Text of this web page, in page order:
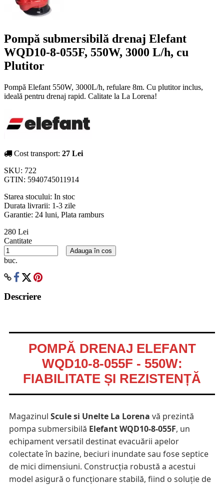
Pompă submersibilă drenaj Elefant
WQD10-8-055F, 550W, 3000 L/h, cu
Plutitor
Pompă Elefant 550W, 3000L/h, refulare 8m. Cu plutitor inclus,
ideală pentru drenaj rapid. Calitate la La Lorena!
Cost transport: 27 Lei
SKU: 722
GTIN: 5940745011914
Starea stocului: In stoc
Durata livrarii: 1-3 zile
Garantie: 24 luni, Plata ramburs
280 Lei
Cantitate
buc.
Adauga în cos
Descriere
POMPĂ DRENAJ ELEFANT
WQD10-8-055F - 550W:
FIABILITATE ȘI REZISTENȚĂ
Magazinul Scule si Unelte La Lorena vă prezintă
pompa submersibilă Elefant WQD10-8-055F, un
echipament versatil destinat evacuării apelor
colectate în bazine, beciuri inundate sau fose septice
de mici dimensiuni. Construcția robustă a acestui
model asigură o funcționare stabilă, fiind o soluție de